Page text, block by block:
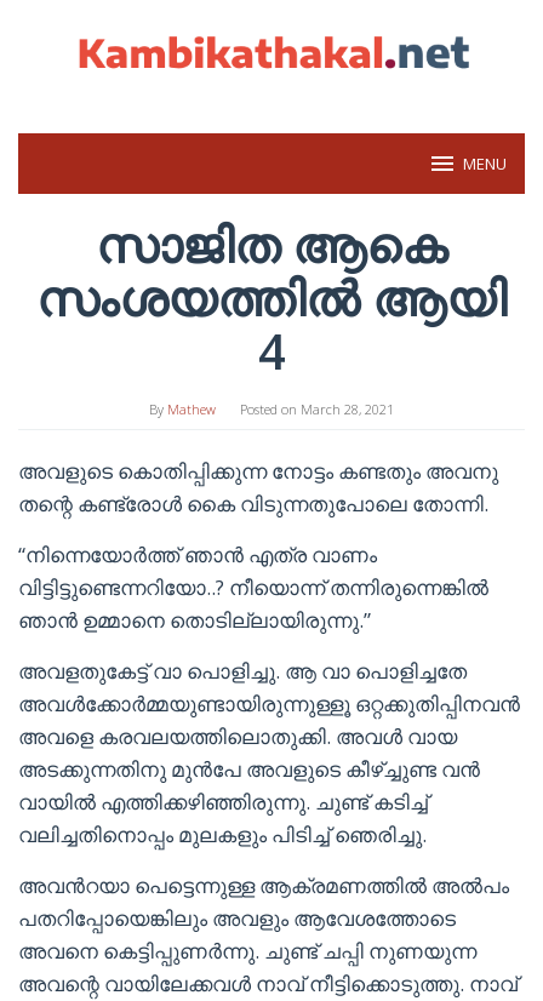
MENU
സാജിത ആകെ
സംശയത്തിൽ ആയി
4
By Mathew Posted on March 28, 2021
അവളുടെ കൊതിപ്പിക്കുന്ന നോട്ടം കണ്ടതും അവനു
തന്റെ കണ്ട്രോൾ കൈ വിടുന്നതുപോലെ തോന്നി.
“നിന്നെയോർത്ത് ഞാൻ എത്ര വാണം
വിട്ടിട്ടുണ്ടെന്നറിയോ..? നീയൊന്ന് തന്നിരുന്നെങ്കിൽ
ഞാൻ ഉമ്മാനെ തൊടില്ലായിരുന്നു.”
അവളതുകേട്ട് വാ പൊളിച്ചു. ആ വാ പൊളിച്ചതേ
അവൾക്കോർമ്മയുണ്ടായിരുന്നുള്ളൂ ഒറ്റക്കുതിപ്പിനവൻ
അവളെ കരവലയത്തിലൊതുക്കി. അവൾ വായ
അടക്കുന്നതിനു മുൻപേ അവളുടെ കീഴ്ച്ചുണ്ട വൻ
വായിൽ എത്തിക്കഴിഞ്ഞിരുന്നു. ചുണ്ട് കടിച്ച്
വലിച്ചതിനൊപ്പം മുലകളും പിടിച്ച് ഞെരിച്ചു.
അവൻറയാ പെട്ടെന്നുള്ള ആക്രമണത്തിൽ അൽപം
പതറിപ്പോയെങ്കിലും അവളും ആവേശത്തോടെ
അവനെ കെട്ടിപ്പുണർന്നു. ചുണ്ട് ചപ്പി നുണയുന്ന
അവന്റെ വായിലേക്കവൾ നാവ് നീട്ടിക്കൊടുത്തു. നാവ്